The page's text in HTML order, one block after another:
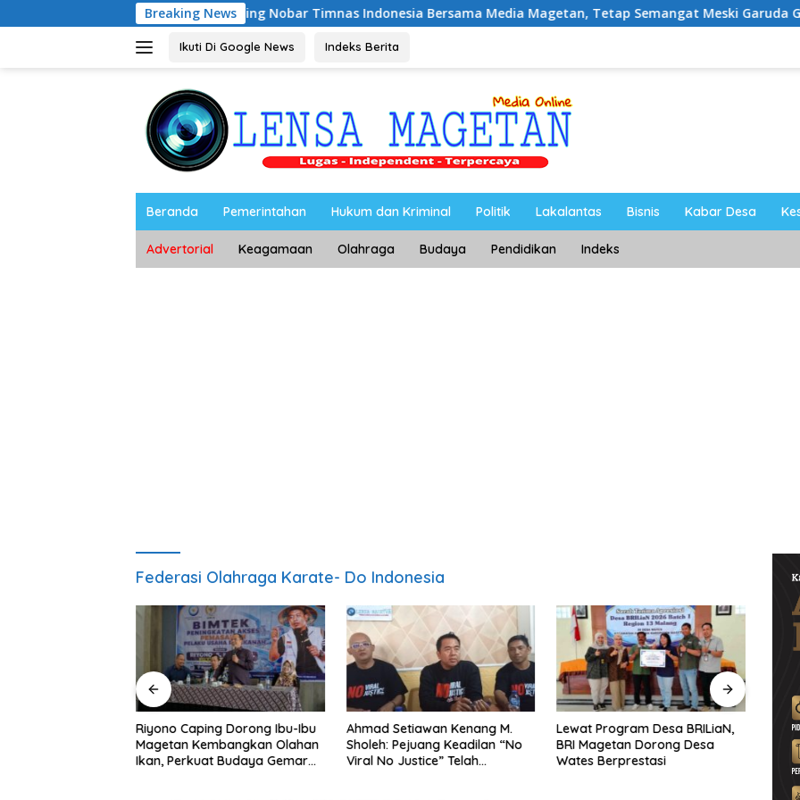
ke
Breaking News
Riyono Caping Nobar Timnas Indonesia Bersama Media Magetan, Tetap Semangat Meski Garuda Gagal Lolos
Ikuti Di Google News Indeks Berita
Beranda Pemerintahan Hukum dan Kriminal Politik Lakalantas Bisnis Kabar Desa
Advertorial Keagamaan Olahraga Budaya Pendidikan Indeks
Federasi Olahraga Karate- Do Indonesia
Riyono Caping Dorong Ibu-Ibu
Magetan Kembangkan Olahan
Ikan, Perkuat Budaya Gemar
Ahmad Setiawan Kenang M.
Sholeh: Pejuang Keadilan “No
Viral No Justice” Telah
Lewat Program Desa BRILiaN,
BRI Magetan Dorong Desa
Wates Berprestasi